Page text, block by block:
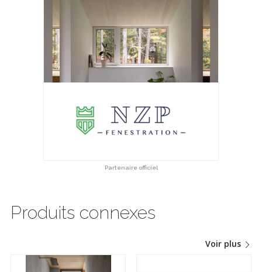
Partenaire officiel
Produits connexes
Voir plus